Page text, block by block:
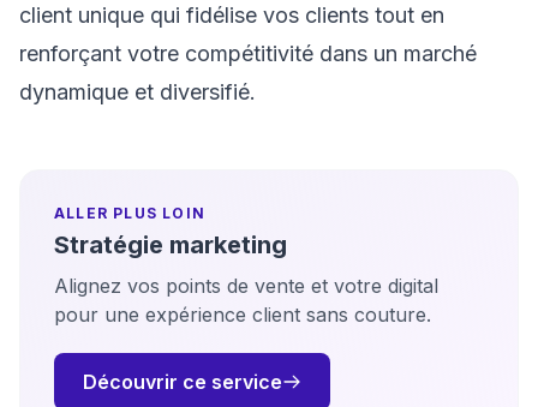
client unique qui fidélise vos clients tout en
renforçant votre compétitivité dans un marché
dynamique et diversifié.
ALLER PLUS LOIN
Stratégie marketing
Alignez vos points de vente et votre digital
pour une expérience client sans couture.
Découvrir ce service